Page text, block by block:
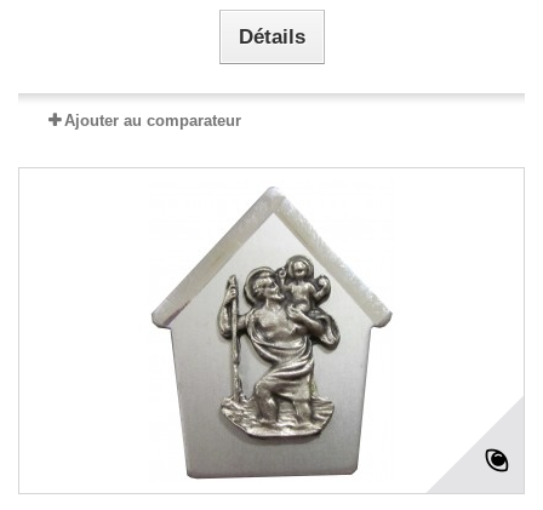
Détails
Ajouter au comparateur